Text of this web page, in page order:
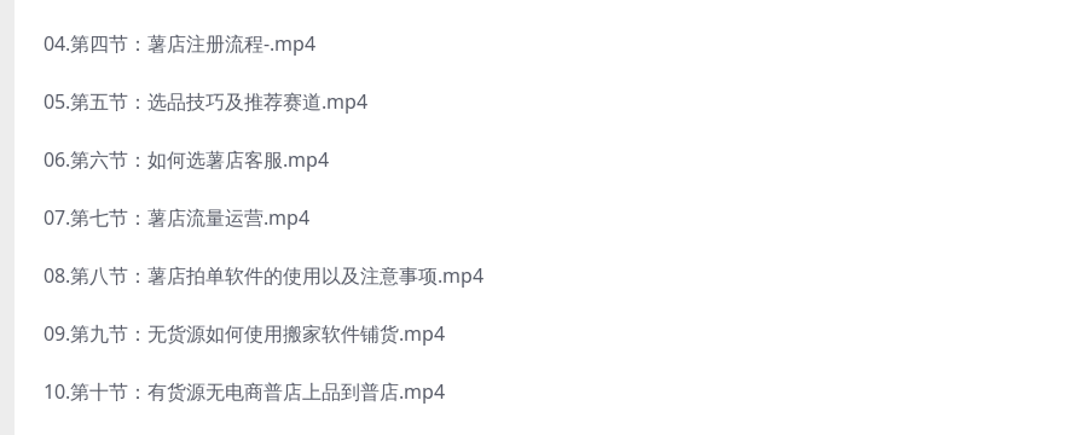
04.第四节：薯店注册流程-.mp4
05.第五节：选品技巧及推荐赛道.mp4
06.第六节：如何选薯店客服.mp4
07.第七节：薯店流量运营.mp4
08.第八节：薯店拍单软件的使用以及注意事项.mp4
09.第九节：无货源如何使用搬家软件铺货.mp4
10.第十节：有货源无电商普店上品到普店.mp4